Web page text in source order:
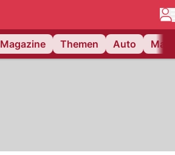
Magazine Themen Auto